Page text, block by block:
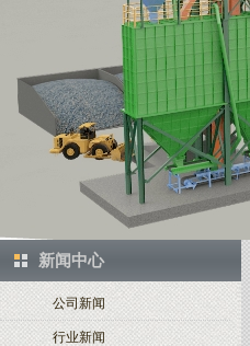
新闻中心
公司新闻
行业新闻